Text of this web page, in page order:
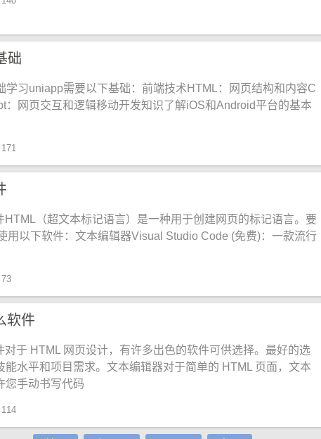
础
学习uniapp需要以下基础：前端技术HTML：网页结构和内容C
：网页交互和逻辑移动开发知识了解iOS和Android平台的基本
171
HTML（超文本标记语言）是一种用于创建网页的标记语言。要
用以下软件：文本编辑器Visual Studio Code (免费)：一款流行
73
软件
对于 HTML 网页设计，有许多出色的软件可供选择。最好的选
能水平和项目需求。文本编辑器对于简单的 HTML 页面，文本
您手动书写代码
114